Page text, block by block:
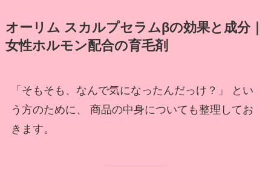
オーリム スカルプセラムβの効果と成分｜
女性ホルモン配合の育毛剤
「そもそも、なんで気になったんだっけ？」 とい
う方のために、 商品の中身についても整理してお
きます。